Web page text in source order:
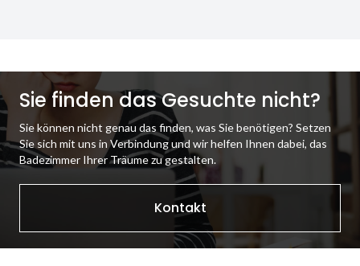
Sie finden das Gesuchte nicht?
Sie können nicht genau das finden, was Sie benötigen? Setzen
Sie sich mit uns in Verbindung und wir helfen Ihnen dabei, das
Badezimmer Ihrer Träume zu gestalten.
Kontakt